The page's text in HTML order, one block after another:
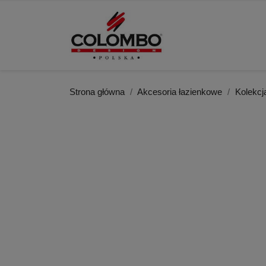
Strona główna Akcesoria łazienkowe